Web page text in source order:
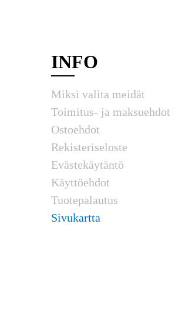
INFO
Miksi valita meidät
Toimitus- ja maksuehdot
Ostoehdot
Rekisteriseloste
Evästekäytäntö
Käyttöehdot
Tuotepalautus
Sivukartta